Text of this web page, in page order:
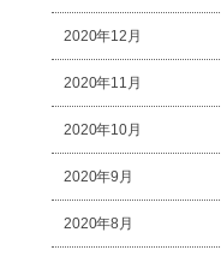
2020年12月
2020年11月
2020年10月
2020年9月
2020年8月